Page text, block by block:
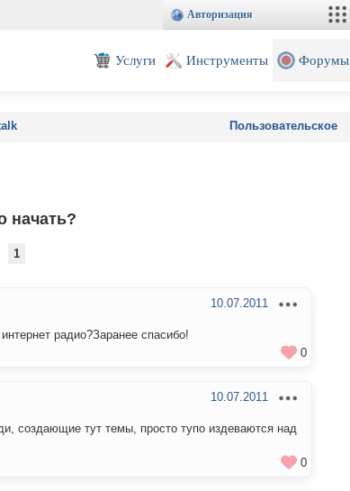
Авторизация
Услуги Инструменты Форумы
Пользовательское
начать?
1
10.07.2011
радио?Заранее спасибо!
0
10.07.2011
создающие тут темы, просто тупо издеваются над
0